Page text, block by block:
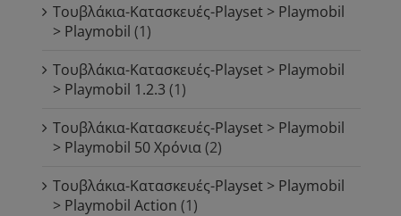
Τουβλάκια-Κατασκευές-Playset > Playmobil
> Playmobil (1)
Τουβλάκια-Κατασκευές-Playset > Playmobil
> Playmobil 1.2.3 (1)
Τουβλάκια-Κατασκευές-Playset > Playmobil
> Playmobil 50 Χρόνια(2)
Τουβλάκια-Κατασκευές-Playset > Playmobil
> Playmobil Action (1)